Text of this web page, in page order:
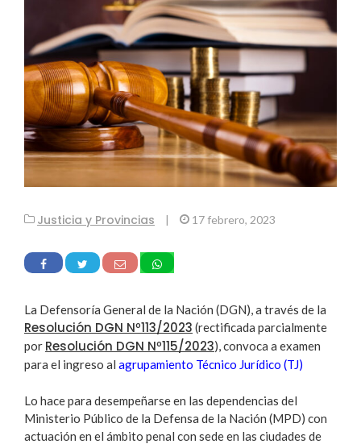
Justicia y Provincias | 17 febrero, 2023
La Defensoría General de la Nación (DGN), a través de la
Resolución DGN Nº113/2023 (rectificada parcialmente
por Resolución DGN Nº115/2023), convoca a examen
para el ingreso al agrupamiento Técnico Jurídico (TJ)
Lo hace para desempeñarse en las dependencias del
Ministerio Público de la Defensa de la Nación (MPD) con
actuación en el ámbito penal con sede en las ciudades de